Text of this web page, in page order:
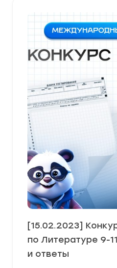
[15.02.2023]
по Литературе 9-
и ответы